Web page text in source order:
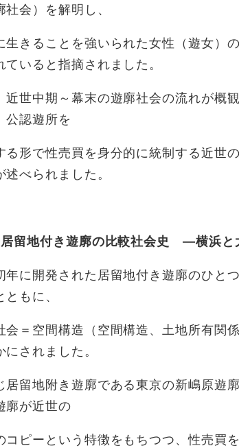
社会）を解明し、
生きることを強いられた女性（遊女）
ていると指摘されました。
近世中期～幕末の遊廓社会の流れが概
公認遊所を
る形で性売買を身分的に統制する近世
べられました。
留地付き遊廓の比較社会史 ―横浜と
年に開発された居留地付き遊廓のひと
もに、
会＝空間構造（空間構造、土地所有関
にされました。
居留地附き遊廓である東京の新嶋原遊
廓が近世の
コピーという特徴をもちつつ、性売買